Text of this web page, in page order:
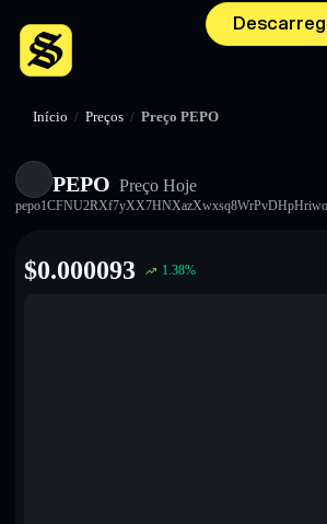
Início / Preços / Preço PEPO
PEPO Preço Hoje
$0.000093 1.38%